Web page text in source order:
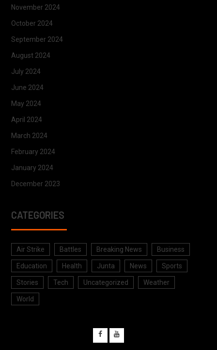
November 2024
October 2024
September 2024
August 2024
July 2024
June 2024
May 2024
April 2024
March 2024
February 2024
January 2024
December 2023
CATEGORIES
Air Strike Battles Breaking News Business
Education Health Junta News Sports
Stories Tech Uncategorized Weather
World